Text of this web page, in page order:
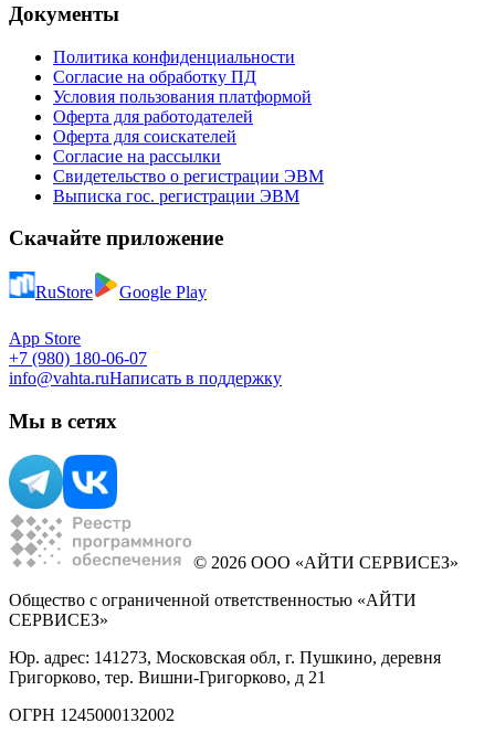
Документы
Политика конфиденциальности
Согласие на обработку ПД
Условия пользования платформой
Оферта для работодателей
Оферта для соискателей
Согласие на рассылки
Свидетельство о регистрации ЭВМ
Выписка гос. регистрации ЭВМ
Скачайте приложение
RuStore Google Play
App Store
+7 (980) 180-06-07
info@vahta.ruНаписать в поддержку
Мы в сетях
© 2026 ООО «АЙТИ СЕРВИСЕЗ»
Общество с ограниченной ответственностью «АЙТИ
СЕРВИСЕЗ»
Юр. адрес: 141273, Московская обл, г. Пушкино, деревня
Григорково, тер. Вишни-Григорково, д 21
ОГРН 1245000132002